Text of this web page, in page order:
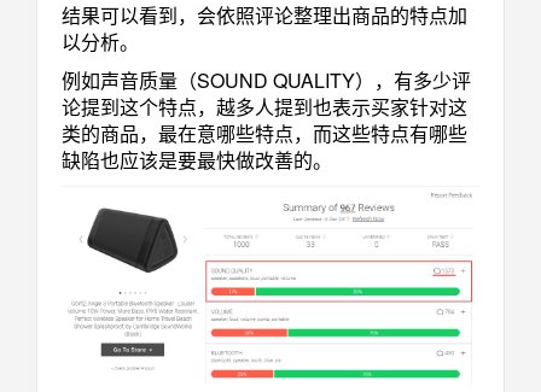
结果可以看到，会依照评论整理出商品的特点加
以分析。
例如声音质量（SOUND QUALITY），有多少评
论提到这个特点，越多人提到也表示买家针对这
类的商品，最在意哪些特点，而这些特点有哪些
缺陷也应该是要最快做改善的。